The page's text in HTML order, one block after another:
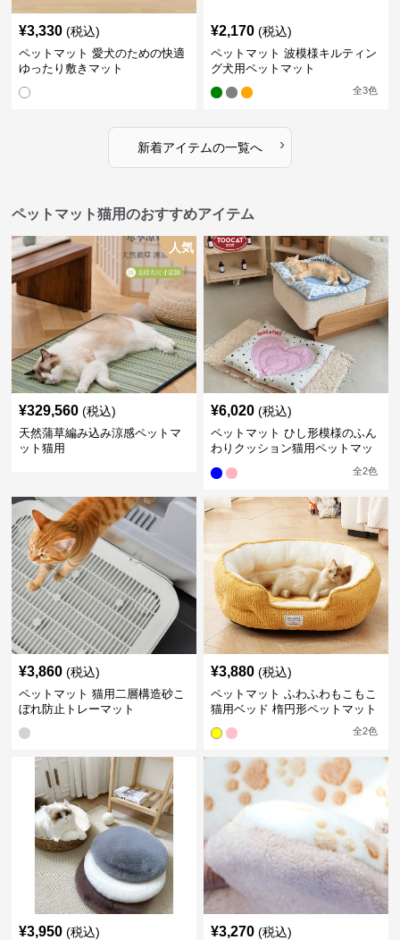
¥3,330 (税込)
ペットマット 愛犬のための快適
ゆったり敷きマット
¥2,170 (税込)
ペットマット 波模様キルティン
グ犬用ペットマット
全3色
新着アイテムの一覧へ ›
ペットマット猫用のおすすめアイテム
人気
¥329,560 (税込)
天然蒲草編み込み涼感ペットマ
ット猫用
¥6,020 (税込)
ペットマット ひし形模様のふん
わりクッション猫用ペットマッ
全2色
¥3,860 (税込)
ペットマット 猫用二層構造砂こ
ぼれ防止トレーマット
¥3,880 (税込)
ペットマット ふわふわもこもこ
猫用ベッド 楕円形ペットマット
全2色
¥3,950 (税込) ¥3,270 (税込)